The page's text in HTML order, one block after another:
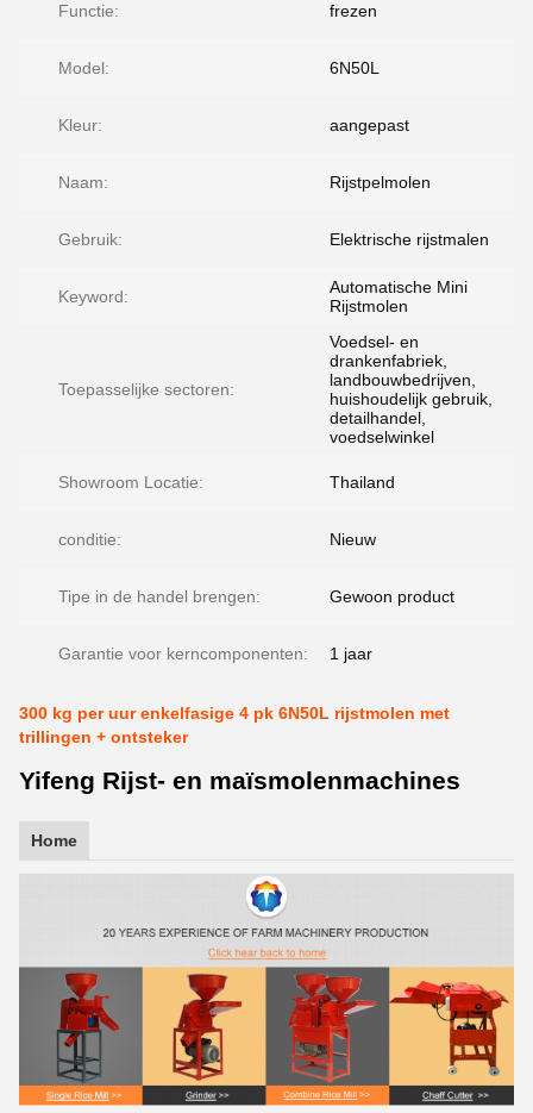
Functie: frezen
Model: 6N50L
Kleur: aangepast
Naam: Rijstpelmolen
Gebruik: Elektrische rijstmalen
Keyword:
Automatische Mini
Rijstmolen
Toepasselijke sectoren:
Voedsel- en
drankenfabriek,
landbouwbedrijven,
huishoudelijk gebruik,
detailhandel,
voedselwinkel
Showroom Locatie: Thailand
conditie: Nieuw
Tipe in de handel brengen: Gewoon product
Garantie voor kerncomponenten: 1 jaar
300 kg per uur enkelfasige 4 pk 6N50L rijstmolen met
trillingen + ontsteker
Yifeng Rijst- en maïsmolenmachines
Home